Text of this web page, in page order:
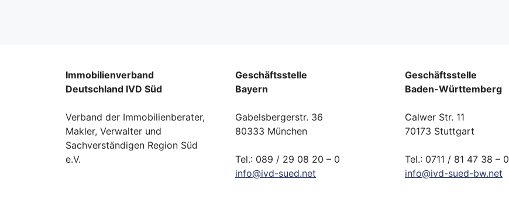
Immobilienverband
Deutschland IVD Süd
Verband der Immobilienberater,
Makler, Verwalter und
Sachverständigen Region Süd
e.V.
Geschäftsstelle
Bayern
Gabelsbergerstr. 36
80333 München
Tel.: 089 / 29 08 20 – 0
info@ivd-sued.net
Geschäftsstelle
Baden-Württemberg
Calwer Str. 11
70173 Stuttgart
Tel.: 0711 / 81 47 38 – 0
info@ivd-sued-bw.net